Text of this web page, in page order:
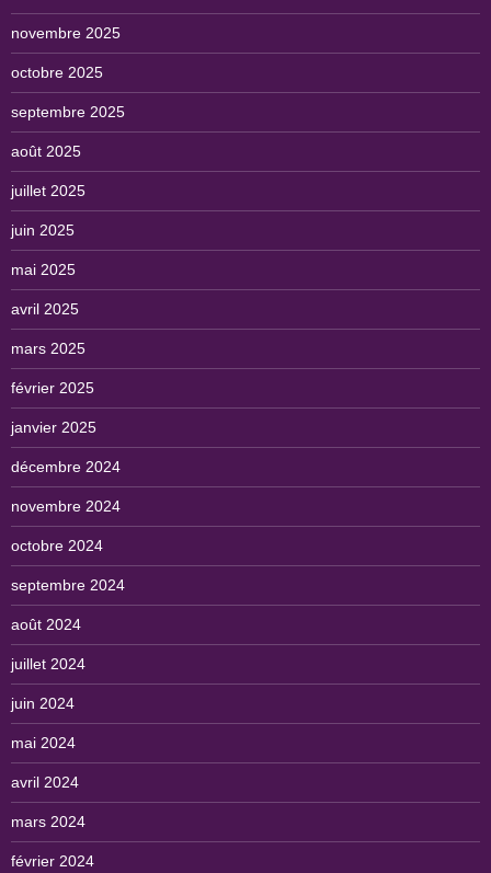
novembre 2025
octobre 2025
septembre 2025
août 2025
juillet 2025
juin 2025
mai 2025
avril 2025
mars 2025
février 2025
janvier 2025
décembre 2024
novembre 2024
octobre 2024
septembre 2024
août 2024
juillet 2024
juin 2024
mai 2024
avril 2024
mars 2024
février 2024